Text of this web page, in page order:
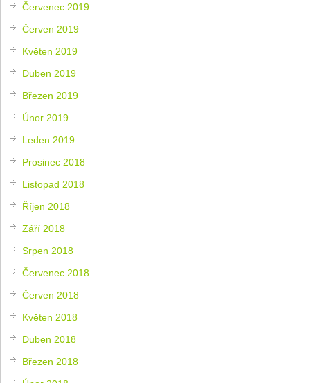
Červenec 2019
Červen 2019
Květen 2019
Duben 2019
Březen 2019
Únor 2019
Leden 2019
Prosinec 2018
Listopad 2018
Říjen 2018
Září 2018
Srpen 2018
Červenec 2018
Červen 2018
Květen 2018
Duben 2018
Březen 2018